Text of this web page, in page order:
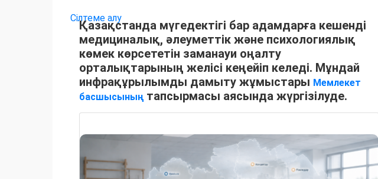
Сілтеме алу
Қазақстанда мүгедектігі бар адамдарға кешенді
медициналық, әлеуметтік және психологиялық
көмек көрсететін заманауи оңалту
орталықтарының желісі кеңейіп келеді. Мұндай
инфрақұрылымды дамыту жұмыстары Мемлекет
басшысының тапсырмасы аясында жүргізілуде.